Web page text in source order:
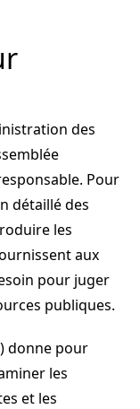
des
Pour
détaillé des
les
aux
pour juger
publiques.
donne pour
les
et les